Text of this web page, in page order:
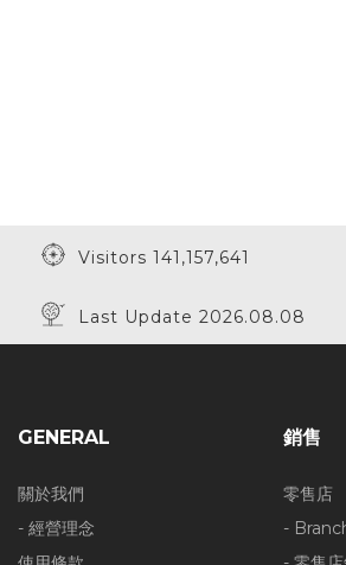
Visitors 141,157,641
Last Update 2026.08.08
GENERAL
關於我們
- 經營理念
銷售
零售店
-